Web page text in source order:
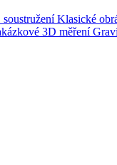
Klasické
3D měření